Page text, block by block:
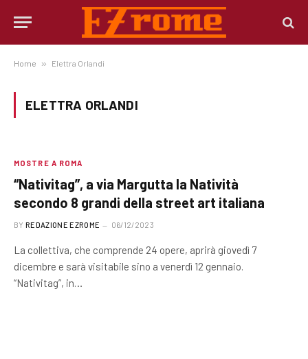
Home » Elettra Orlandi
ELETTRA ORLANDI
MOSTRE A ROMA
“Nativitag”, a via Margutta la Natività
secondo 8 grandi della street art italiana
BY REDAZIONE EZROME 06/12/2023
La collettiva, che comprende 24 opere, aprirà giovedì 7
dicembre e sarà visitabile sino a venerdì 12 gennaio.
“Nativitag”, in…